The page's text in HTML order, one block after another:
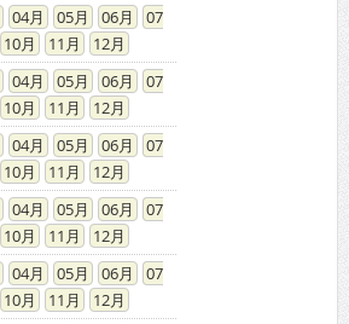
04 05 06
07
10 11
12
04 05 06
07
10 11
12
04 05 06
07
10 11
12
04 05 06
07
10 11
12
04 05 06
07
10 11
12